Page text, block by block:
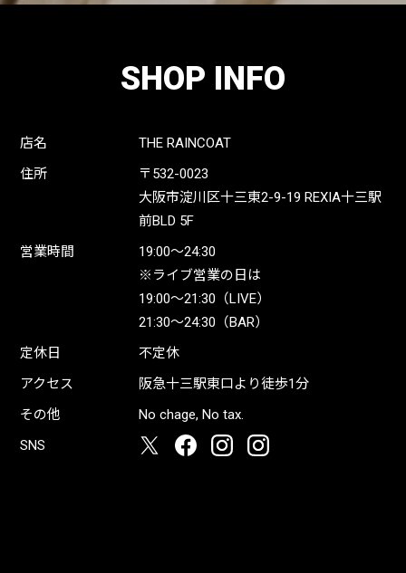
SHOP INFO
店名
THE RAINCOAT
住所
〒532-0023
大阪市淀川区十三東2-9-19 REXIA十三駅
前BLD 5F
営業時間
19:00〜24:30
※ライブ営業の日は
19:00〜21:30（LIVE）
21:30〜24:30（BAR）
定休日
不定休
アクセス
阪急十三駅東口より徒歩1分
その他
No chage, No tax.
SNS